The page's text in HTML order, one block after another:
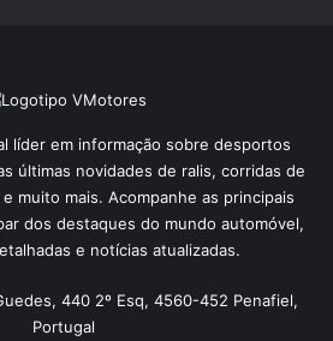
líder em informação sobre desportos
últimas novidades de ralis, corridas de
muito mais. Acompanhe as principais
dos destaques do mundo automóvel,
e notícias atualizadas.
440 2º Esq, 4560-452 Penafiel,
Portugal